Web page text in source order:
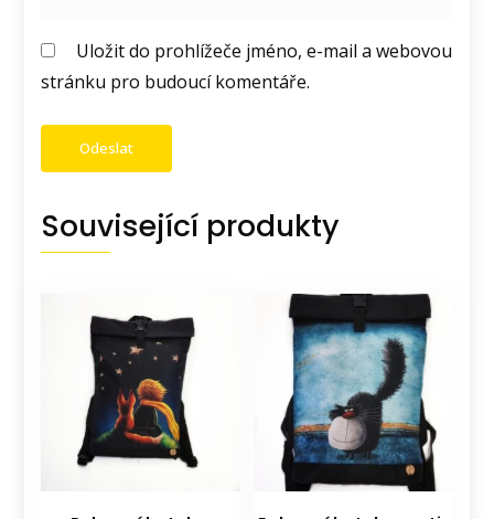
Uložit do prohlížeče jméno, e-mail a webovou
stránku pro budoucí komentáře.
Související produkty